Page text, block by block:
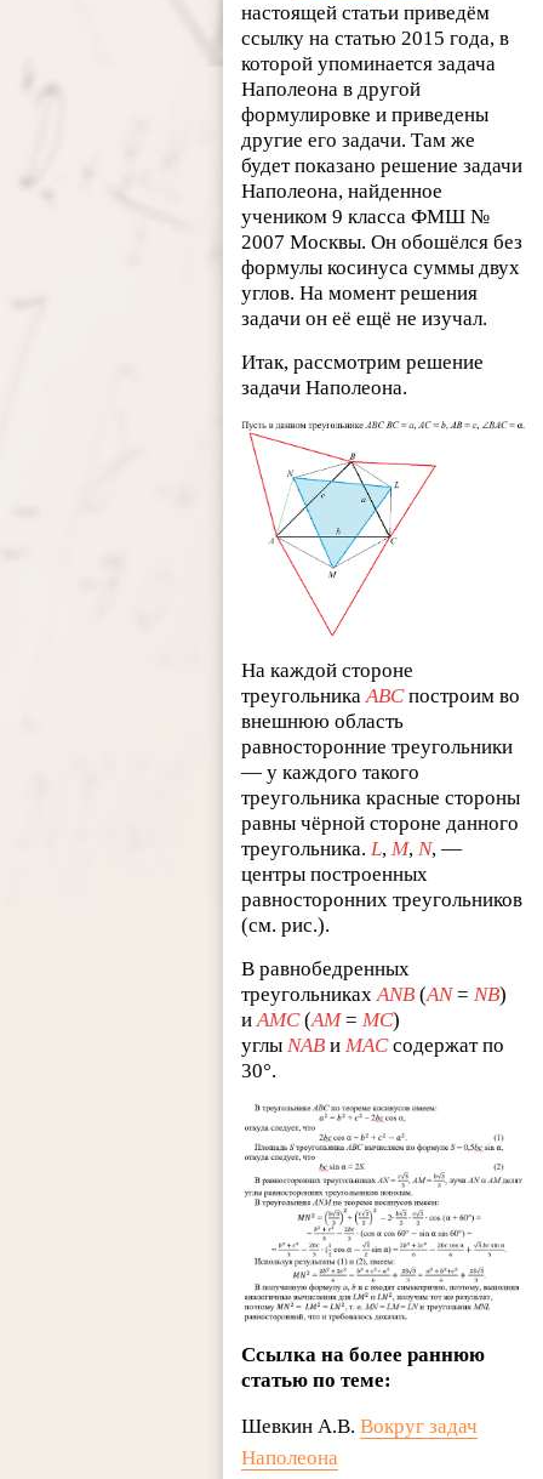
настоящей статьи приведём
ссылку на статью 2015 года, в
которой упоминается задача
Наполеона в другой
формулировке и приведены
другие его задачи. Там же
будет показано решение задачи
Наполеона, найденное
учеником 9 класса ФМШ №
2007 Москвы. Он обошёлся без
формулы косинуса суммы двух
углов. На момент решения
задачи он её ещё не изучал.
Итак, рассмотрим решение
задачи Наполеона.
На каждой стороне
треугольникаABCпостроим во
внешнюю область
равносторонние треугольники
— у каждого такого
треугольника красные стороны
равны чёрной стороне данного
треугольника.L,M, N, —
центры построенных
равносторонних треугольников
(см. рис.).
В равнобедренных
треугольникахANB(AN=NB)
иAMC(AM=MC)
углыNAB иMACсодержат по
30°.
Ссылка на более раннюю
статью по теме:
Шевкин А.В.Вокруг задач
Наполеона